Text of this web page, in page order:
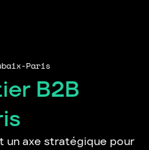
Paris
B2B
un axe stratégique pour